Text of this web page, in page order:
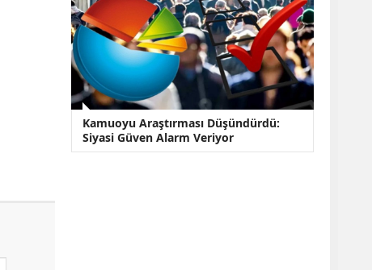
Kamuoyu Araştırması Düşündürdü:
Siyasi Güven Alarm Veriyor